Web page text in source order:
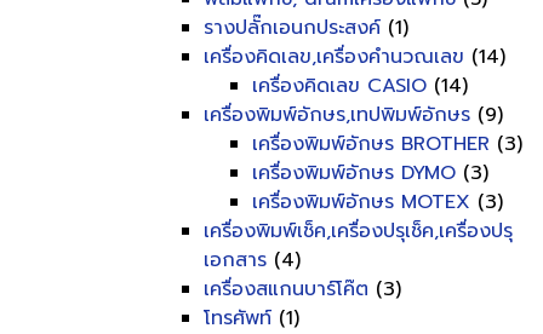
รางปลั๊กเอนกประสงค์ (1)
เครื่องคิดเลข,เครื่องคำนวณเลข (14)
เครื่องคิดเลข CASIO (14)
เครื่องพิมพ์อักษร,เทปพิมพ์อักษร (9)
เครื่องพิมพ์อักษร BROTHER (3)
เครื่องพิมพ์อักษร DYMO (3)
เครื่องพิมพ์อักษร MOTEX (3)
เครื่องพิมพ์เช็ค,เครื่องปรุเช็ค,เครื่องปรุ
เอกสาร (4)
เครื่องสแกนบาร์โค๊ต (3)
โทรศัพท์ (1)